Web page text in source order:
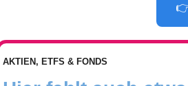
AKTIEN, ETFS & FONDS